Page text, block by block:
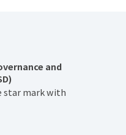
and
star mark with